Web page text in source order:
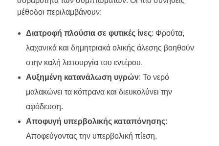
μέθοδοι περιλαμβάνουν:
Διατροφή πλούσια σε φυτικές ίνες: Φρούτα,
λαχανικά και δημητριακά ολικής άλεσης βοηθούν
στην καλή λειτουργία του εντέρου.
Αυξημένη κατανάλωση υγρών: Το νερό
μαλακώνει τα κόπρανα και διευκολύνει την
αφόδευση.
Αποφυγή υπερβολικής καταπόνησης:
Αποφεύγοντας την υπερβολική πίεση,